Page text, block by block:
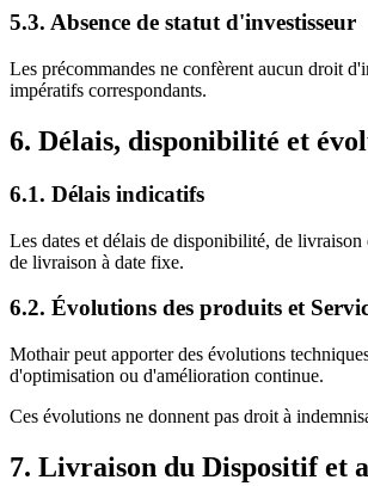
5.3. Absence de statut d'investisseur
Les précommandes ne confèrent aucun droit
impératifs correspondants.
6. Délais, disponibilité et
6.1. Délais indicatifs
Les dates et délais de disponibilité, de
de livraison à date fixe.
6.2. Évolutions des produits et
Mothair peut apporter des évolutions
d'optimisation ou d'amélioration continue.
Ces évolutions ne donnent pas droit à
7. Livraison du Dispositif et